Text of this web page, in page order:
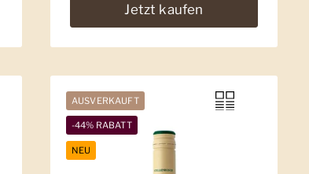
Jetzt kaufen
AUSVERKAUFT
-44% RABATT
NEU